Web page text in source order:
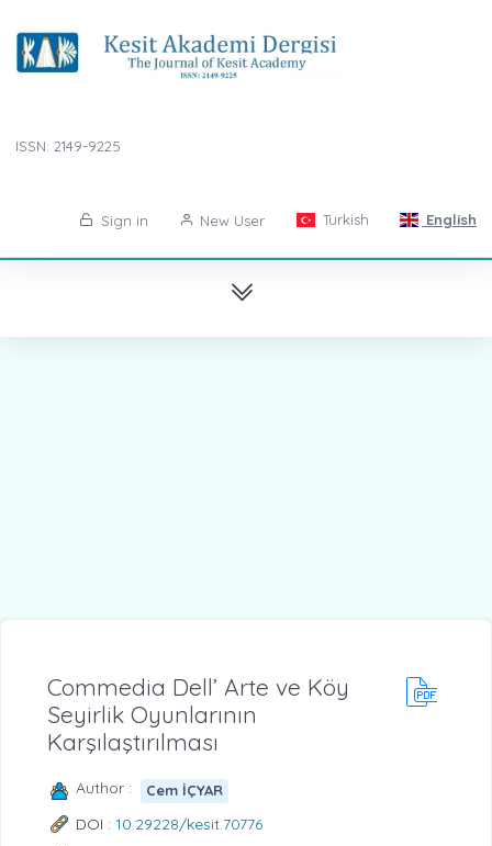
ISSN: 2149-9225
Sign in New User Turkish English
Commedia Dell’ Arte ve Köy
Seyirlik Oyunlarının
Karşılaştırılması
Author : Cem İÇYAR
DOI : 10.29228/kesit.70776